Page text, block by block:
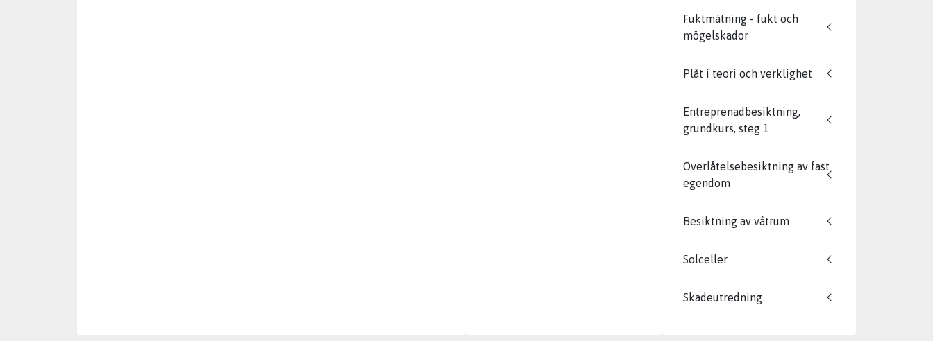
Fuktmätning - fukt och
mögelskador
Plåt i teori och verklighet
Entreprenadbesiktning,
grundkurs, steg 1
Överlåtelsebesiktning av fast
egendom
Besiktning av våtrum
Solceller
Skadeutredning